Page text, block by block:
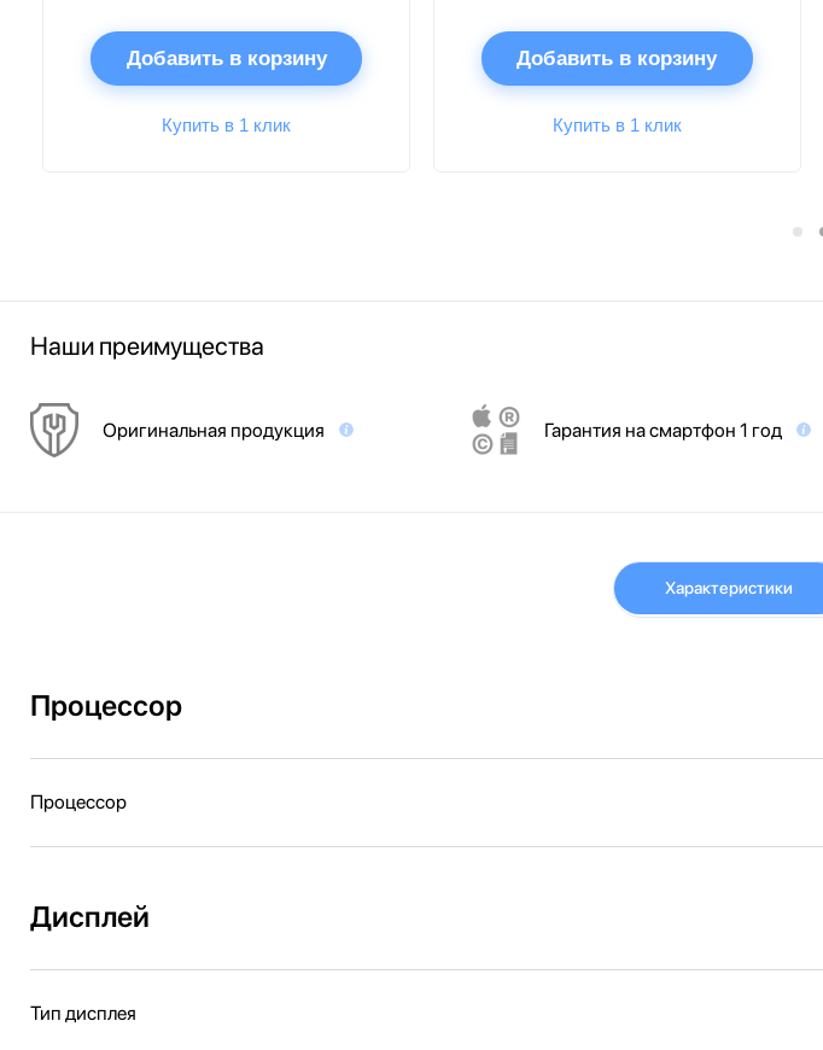
Добавить в корзину
Купить в 1 клик
Добавить в корзину
Купить в 1 клик
Наши преимущества
Оригинальная продукция Гарантия на смартфон 1 год
Характеристики
Процессор
Процессор
Дисплей
Тип дисплея